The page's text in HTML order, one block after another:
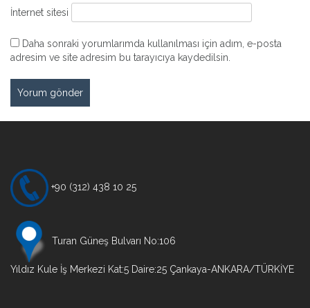
İnternet sitesi
Daha sonraki yorumlarımda kullanılması için adım, e-posta
adresim ve site adresim bu tarayıcıya kaydedilsin.
+90 (312) 438 10 25
Turan Güneş Bulvarı No:106
Yıldız Kule İş Merkezi Kat:5 Daire:25 Çankaya-ANKARA/TÜRKİYE